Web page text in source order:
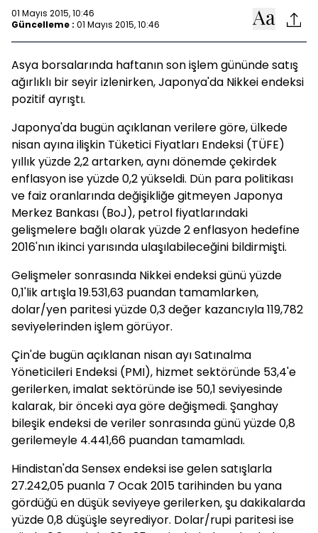
01 Mayıs 2015, 10:46
Güncelleme : 01 Mayıs 2015, 10:46
Asya borsalarında haftanın son işlem gününde satış
ağırlıklı bir seyir izlenirken, Japonya'da Nikkei endeksi
pozitif ayrıştı.
Japonya'da bugün açıklanan verilere göre, ülkede
nisan ayına ilişkin Tüketici Fiyatları Endeksi (TÜFE)
yıllık yüzde 2,2 artarken, aynı dönemde çekirdek
enflasyon ise yüzde 0,2 yükseldi. Dün para politikası
ve faiz oranlarında değişikliğe gitmeyen Japonya
Merkez Bankası (BoJ), petrol fiyatlarındaki
gelişmelere bağlı olarak yüzde 2 enflasyon hedefine
2016'nın ikinci yarısında ulaşılabileceğini bildirmişti.
Gelişmeler sonrasında Nikkei endeksi günü yüzde
0,1'lik artışla 19.531,63 puandan tamamlarken,
dolar/yen paritesi yüzde 0,3 değer kazancıyla 119,782
seviyelerinden işlem görüyor.
Çin'de bugün açıklanan nisan ayı Satınalma
Yöneticileri Endeksi (PMI), hizmet sektöründe 53,4'e
gerilerken, imalat sektöründe ise 50,1 seviyesinde
kalarak, bir önceki aya göre değişmedi. Şanghay
bileşik endeksi de veriler sonrasında günü yüzde 0,8
gerilemeyle 4.441,66 puandan tamamladı.
Hindistan'da Sensex endeksi ise gelen satışlarla
27.242,05 puanla 7 Ocak 2015 tarihinden bu yana
gördüğü en düşük seviyeye gerilerken, şu dakikalarda
yüzde 0,8 düşüşle seyrediyor. Dolar/rupi paritesi ise